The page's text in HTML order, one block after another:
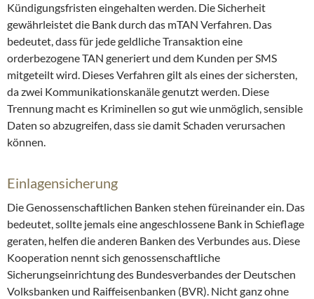
Kündigungsfristen eingehalten werden. Die Sicherheit
gewährleistet die Bank durch das mTAN Verfahren. Das
bedeutet, dass für jede geldliche Transaktion eine
orderbezogene TAN generiert und dem Kunden per SMS
mitgeteilt wird. Dieses Verfahren gilt als eines der sichersten,
da zwei Kommunikationskanäle genutzt werden. Diese
Trennung macht es Kriminellen so gut wie unmöglich, sensible
Daten so abzugreifen, dass sie damit Schaden verursachen
können.
Einlagensicherung
Die Genossenschaftlichen Banken stehen füreinander ein. Das
bedeutet, sollte jemals eine angeschlossene Bank in Schieflage
geraten, helfen die anderen Banken des Verbundes aus. Diese
Kooperation nennt sich genossenschaftliche
Sicherungseinrichtung des Bundesverbandes der Deutschen
Volksbanken und Raiffeisenbanken (BVR). Nicht ganz ohne